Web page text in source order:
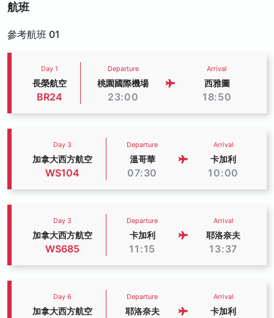
航班
參考航班 01
Day 1
長榮航空
BR24
Departure
桃園國際機場
23:00
Arrival
西雅圖
18:50
Day 3
加拿大西方航空
WS104
Departure
溫哥華
07:30
Arrival
卡加利
10:00
Day 3
加拿大西方航空
WS685
Departure
卡加利
11:15
Arrival
耶洛奈夫
13:37
Day 6
加拿大西方航空
Departure
耶洛奈夫
Arrival
卡加利